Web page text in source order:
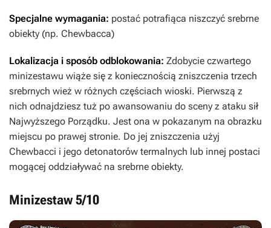
Specjalne wymagania: postać potrafiąca niszczyć srebrne
obiekty (np. Chewbacca)
Lokalizacja i sposób odblokowania: Zdobycie czwartego
minizestawu wiąże się z koniecznością zniszczenia trzech
srebrnych wież w różnych częściach wioski. Pierwszą z
nich odnajdziesz tuż po awansowaniu do sceny z ataku sił
Najwyższego Porządku. Jest ona w pokazanym na obrazku
miejscu po prawej stronie. Do jej zniszczenia użyj
Chewbacci i jego detonatorów termalnych lub innej postaci
mogącej oddziaływać na srebrne obiekty.
Minizestaw 5/10